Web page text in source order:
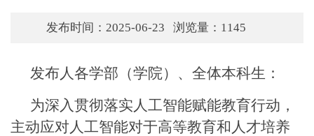
发布时间：2025-06-23 浏览量： 1145
发布人各学部（学院）、全体本科生：
为深入贯彻落实人工智能赋能教育行动，
主动应对人工智能对于高等教育和人才培养